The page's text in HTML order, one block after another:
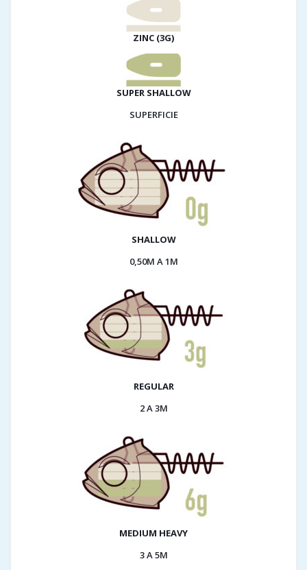
ZINC (3G)
SUPER SHALLOW
SUPERFICIE
SHALLOW
0,50M A 1M
REGULAR
2 A 3M
MEDIUM HEAVY
3 A 5M